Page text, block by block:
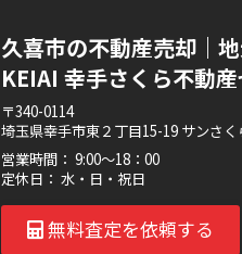
久喜市の不動産売却｜
KEIAI 幸手さくら不動
〒340-0114
埼玉県幸手市東２丁目15-19 サンさく
営業時間： 9:00～18：00
定休日： 水・日・祝日
無料査定を依頼する